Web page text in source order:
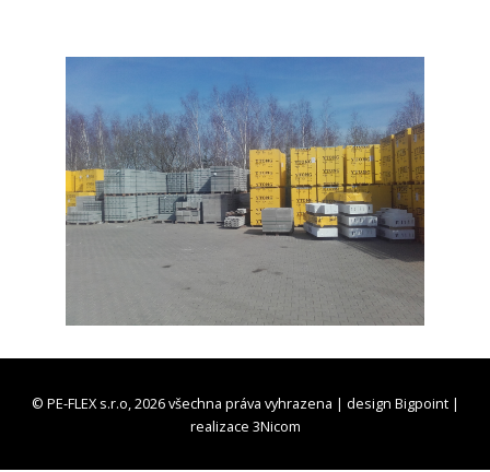
© PE-FLEX s.r.o, 2026 všechna práva vyhrazena | design Bigpoint|
realizace 3Nicom